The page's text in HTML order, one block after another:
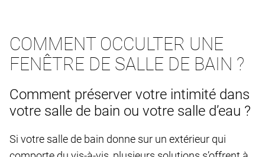
COMMENT OCCULTER UNE
FENÊTRE DE SALLE DE BAIN ?
Comment préserver votre intimité dans
votre salle de bain ou votre salle d’eau ?
Si votre salle de bain donne sur un extérieur qui